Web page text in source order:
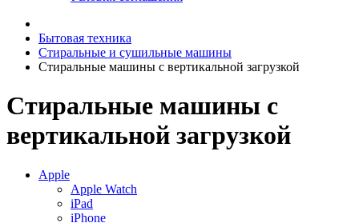
Бытовая техника
Стиральные и сушильные машины
Стиральные машины с вертикальной загрузкой
Стиральные машины с
вертикальной загрузкой
Apple
Apple Watch
iPad
iPhone